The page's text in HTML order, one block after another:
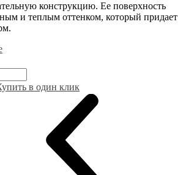
конструкцию. Ее поверхность
и теплым оттенком, который придает
в один клик